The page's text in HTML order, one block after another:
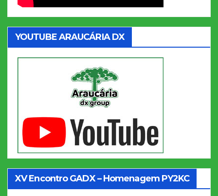
YOUTUBE ARAUCÁRIA DX
XV Encontro GADX – Homenagem PY2KC